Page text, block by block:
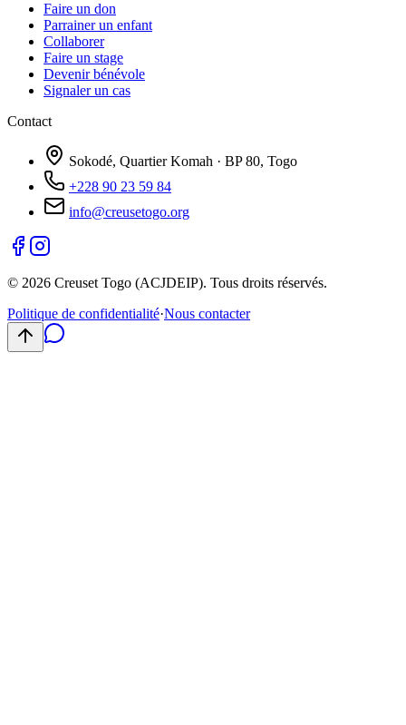
Faire un don
Parrainer un enfant
Collaborer
Faire un stage
Devenir bénévole
Signaler un cas
Contact
Sokodé, Quartier Komah · BP 80, Togo
+228 90 23 59 84
info@creusetogo.org
© 2026 Creuset Togo (ACJDEIP). Tous droits réservés.
Politique de confidentialité·Nous contacter